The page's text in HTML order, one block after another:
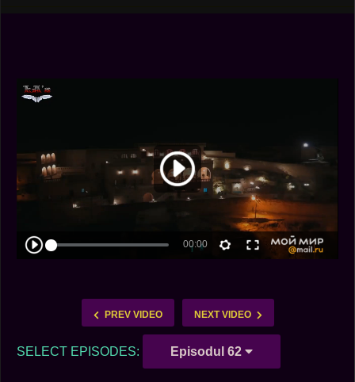
PREV VIDEO NEXT VIDEO
SELECT EPISODES: Episodul 62